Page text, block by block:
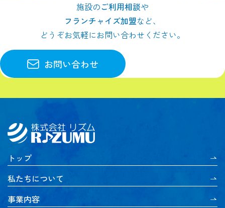
施設のご利用相談や
フランチャイズ加盟など、
どうぞお気軽にお問い合わせください。
お問い合わせ
トップ
私たちについて
事業内容